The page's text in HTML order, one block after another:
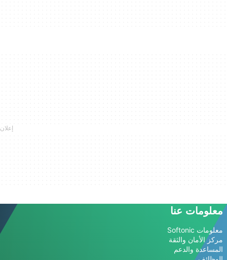
معلومات عنا
معلومات Softonic
مركز الأمان والثقة
المساعدة والدعم